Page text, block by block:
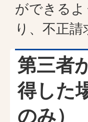
ができる
り、不正
第三者
得した
のみ）